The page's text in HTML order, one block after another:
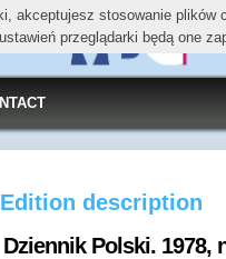
Edition description
Dziennik Polski. 1978,
akceptujesz stosowanie
ustawień przeglądarki będą one